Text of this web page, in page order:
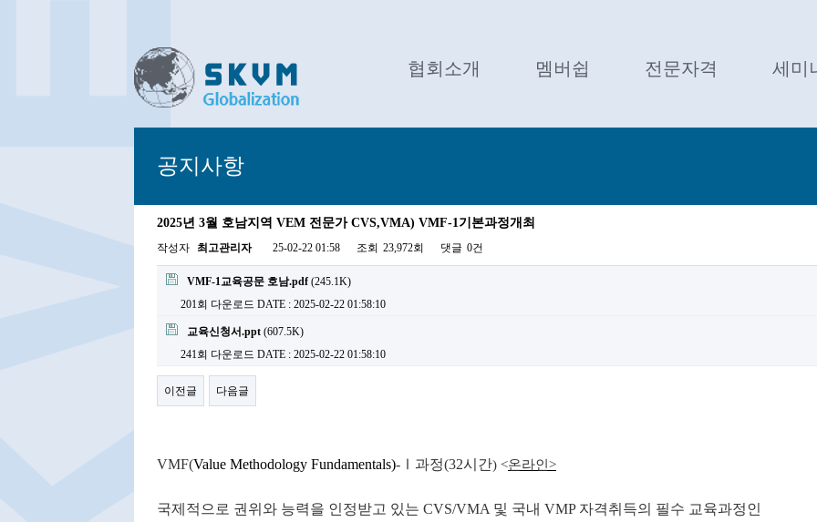
협회소개 멤버쉽 전문자격 세미
공지사항
2025년 3월 호남지역 VEM 전문가 CVS,VMA) VMF-1기본과정개최
작성자 최고관리자 25-02-22 01:58 조회 23,972회 댓글 0건
VMF-1교육공문 호남.pdf(245.1K)
201회 다운로드 DATE : 2025-02-22 01:58:10
교육신청서.ppt (607.5K)
241회 다운로드 DATE : 2025-02-22 01:58:10
이전글 다음글
VMF(Value Methodology Fundamentals)-Ⅰ 과정(32시간) <온라인 >
국제적으로 권위와 능력을 인정받고 있는 CVS/VMA 및 국내 VMP 자격취득의 필수 교육과정인